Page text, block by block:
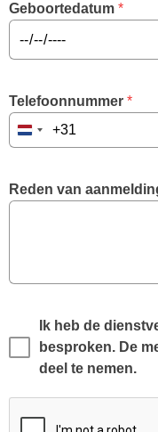
Geboortedatum *
Telefoonnummer *
Netherlands
Reden van
Ik heb de
besproken. De
deel te nemen.